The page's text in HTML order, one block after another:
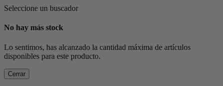
Seleccione un buscador
No hay más stock
Lo sentimos, has alcanzado la cantidad máxima de artículos
disponibles para este producto.
Cerrar